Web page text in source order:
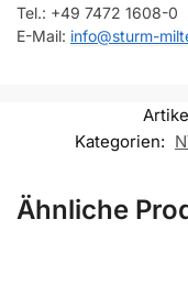
Tel.: +49 7472 1608-0
E-Mail: info@sturm-
Kategorien:
Ähnliche